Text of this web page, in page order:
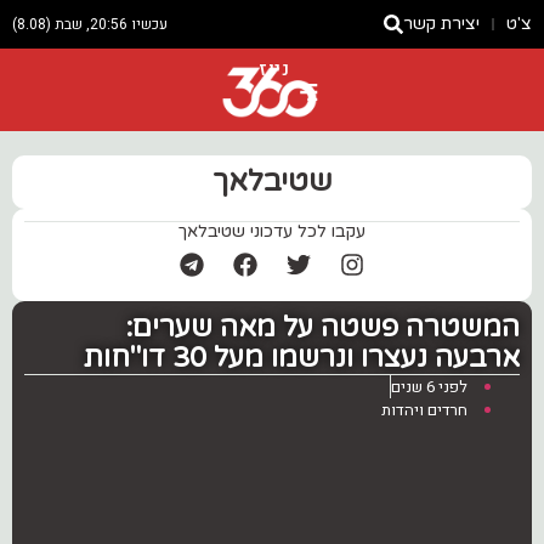
צ'ט יצירת קשר עכשיו 20:56, שבת (8.08)
ניוז
שטיבלאך
עקבו לכל עדכוני שטיבלאך
המשטרה פשטה על מאה שערים:
ארבעה נעצרו ונרשמו מעל 30 דו"חות
לפני 6 שנים
חרדים ויהדות